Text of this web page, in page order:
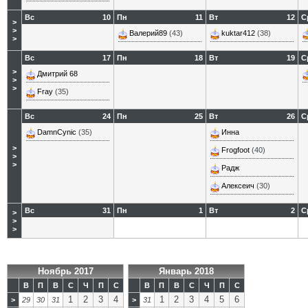
>
>
>
10
Вс 11
Пн
Валерий89 (43)
12
Вт
kuktar412 (38)
>
>
>
17
Вс
Дмитрий 68
Fray (35)
18
Пн 19
Вт
>
>
>
24
Вс
DamnCynic (35)
25
Пн 26
Вт
Инна
Frogfoot (40)
Радж
Алексеич (30)
>
>
>
31
Вс 1
Пн 2
Вт
Ноябрь 2017
В П В С Ч П
С
>
29 30 31 1 2 3 4
Январь 2018
В П В С Ч П
С
>
31 1 2 3 4 5 6